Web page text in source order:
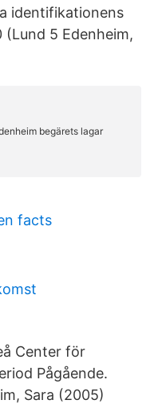
identifikationens
(Lund 5 Edenheim,
facts
Center för
Pågående.
Sara (2005)